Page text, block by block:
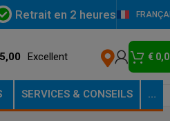
Retrait en 2 heures
5,00 Excellent €
SERVICES & CONSEILS …